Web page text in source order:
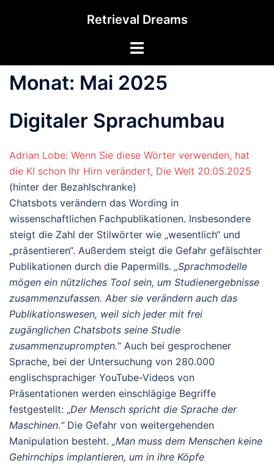
Retrieval Dreams
Menü
Monat: Mai 2025
Digitaler Sprachumbau
Adrian Lobe: Wenn Sie diese Wörter verwenden, hat
die KI schon Ihr Hirn verändert, Die Welt 20.05.2025
(hinter der Bezahlschranke)
Chatsbots verändern das Wording in
wissenschaftlichen Fachpublikationen. Insbesondere
steigt die Zahl der Stilwörter wie „wesentlich“ und
„präsentieren“. Außerdem steigt die Gefahr gefälschter
Publikationen durch die Papermills. „Sprachmodelle
mögen ein nützliches Tool sein, um Studienergebnisse
zusammenzufassen. Aber sie verändern auch das
Publikationswesen, weil sich jeder mit frei
zugänglichen Chatsbots seine Studie
zusammenzuprompten.“ Auch bei gesprochener
Sprache, bei der Untersuchung von 280.000
englischsprachiger YouTube-Videos von
Präsentationen werden einschlägige Begriffe
festgestellt: „Der Mensch spricht die Sprache der
Maschinen.“Die Gefahr von weitergehenden
Manipulation besteht. „Man muss dem Menschen keine
Gehirnchips implantieren, um in ihre Köpfe